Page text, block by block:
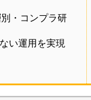
・コンプラ研
い運用を実現